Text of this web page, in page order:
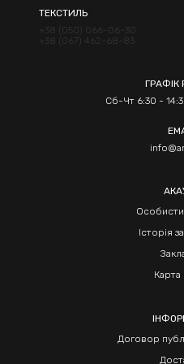
ТЕКСТИЛЬ
+38 (050) 066-06-30
+38 (067) 462-68-83
ГРАФІК
Сб-Чт 6:30 -
Історія
Карта
Договор